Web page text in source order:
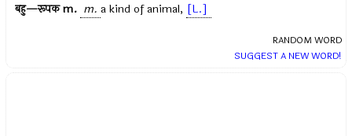
बहु—रूपकm. m. a kind of animal, [L.]
RANDOM WORD
SUGGEST A NEW WORD!